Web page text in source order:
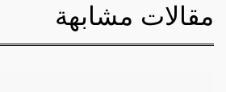
مقالات مشابهة